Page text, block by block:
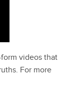
videos that
For more